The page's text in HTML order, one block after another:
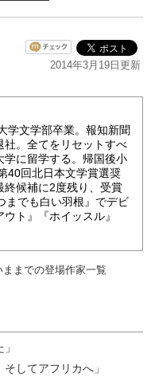
2014年3月19日更新
学文学部卒業。報知新聞
。全てをリセットすべ
学に留学する。帰国後小
40回北日本文学賞選奨
終候補に2度残り、受賞
までも白い羽根』でデビ
ト』『ホイッスル』
ままでの登場作家一覧
してアフリカへ」